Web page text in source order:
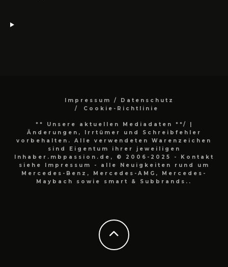
Impressum / Datenschutz
Cookie-Richtlinie
** Unsere aktuellen Mediadaten **/
Änderungen, Irrtümer und Schreibfehler
vorbehalten. Alle verwendeten Warenzeichen
sind Eigentum ihrer jeweiligen
Inhaber.mbpassion.de, © 2006-2025 - Kontakt
siehe Impressum - alle Neuigkeiten rund um
Mercedes-Benz, Mercedes-AMG, Mercedes-
Maybach sowie smart & Subbrands..